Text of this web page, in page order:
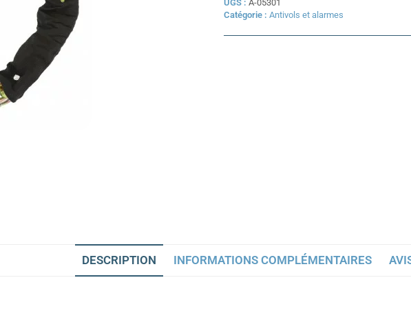
UGS : A-05301
Catégorie : Antivols et alarmes
DESCRIPTION INFORMATIONS COMPLÉMENTAIRES